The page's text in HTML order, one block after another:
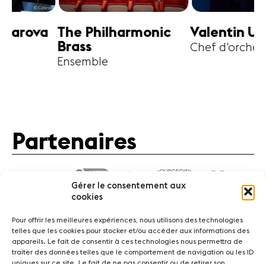
Gérer le consentement aux
cookies
Pour offrir les meilleures expériences, nous utilisons des technologies
telles que les cookies pour stocker et/ou accéder aux informations des
appareils. Le fait de consentir à ces technologies nous permettra de
traiter des données telles que le comportement de navigation ou les ID
Valentin Uryupin
Chef d'orchestre
Amihai
Alto
Partenaires
ActualitésConcerts Bénévoles Médiation